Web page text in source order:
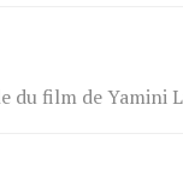
du film de Yamini